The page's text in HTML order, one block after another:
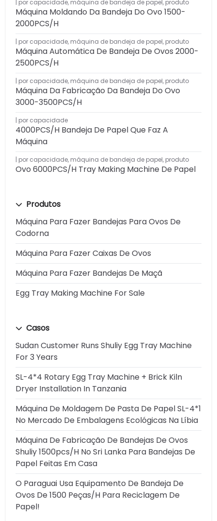
por capacidade, máquina de bandeja de papel, produto
Máquina Moldando Da Bandeja Do Ovo 1500-
2000PCS/H
por capacidade, máquina de bandeja de papel, produto
Máquina Automática De Bandeja De Ovos 2000-
2500PCS/H
por capacidade, máquina de bandeja de papel, produto
Máquina Da Fabricação Da Bandeja Do Ovo
3000-3500PCS/H
por capacidade
4000PCS/H Bandeja De Papel Que Faz A
Máquina
por capacidade, máquina de bandeja de papel, produto
Ovo 6000PCS/H Tray Making Machine De Papel
Produtos
Máquina Para Fazer Bandejas Para Ovos De
Codorna
Máquina Para Fazer Caixas De Ovos
Máquina Para Fazer Bandejas De Maçã
Egg Tray Making Machine For Sale
Casos
Sudan Customer Runs Shuliy Egg Tray Machine
For 3 Years
SL-4*4 Rotary Egg Tray Machine + Brick Kiln
Dryer Installation In Tanzania
Máquina De Moldagem De Pasta De Papel SL-4*1
No Mercado De Embalagens Ecológicas Na Líbia
Máquina De Fabricação De Bandejas De Ovos
Shuliy 1500pcs/h No Sri Lanka Para Bandejas De
Papel Feitas Em Casa
O Paraguai Usa Equipamento De Bandeja De
Ovos De 1500 Peças/h Para Reciclagem De
Papel!